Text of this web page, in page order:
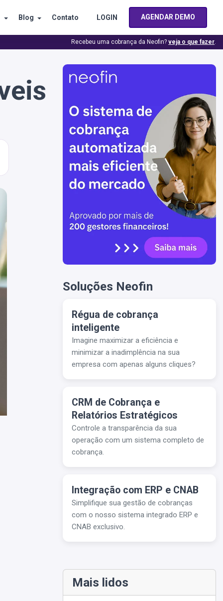
Blog Contato LOGIN AGENDAR DEMO
Recebeu uma cobrança da Neofin?veja o que fazer.
Soluções Neofin
Régua de cobrança
inteligente
Imagine maximizar a eficiência e
minimizar a inadimplência na sua
empresa com apenas alguns cliques?
CRM de Cobrança e
Relatórios Estratégicos
Controle a transparência da sua
operação com um sistema completo de
cobrança.
Integração com ERP e CNAB
Simplifique sua gestão de cobranças
com o nosso sistema integrado ERP e
CNAB exclusivo.
Mais lidos